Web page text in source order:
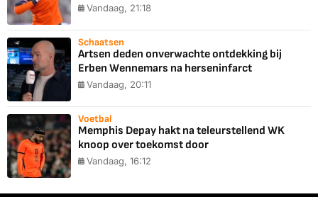
Vandaag, 21:18
Schaatsen
Artsen deden onverwachte ontdekking bij
Erben Wennemars na herseninfarct
Vandaag, 20:11
Voetbal
Memphis Depay hakt na teleurstellend WK
knoop over toekomst door
Vandaag, 16:12